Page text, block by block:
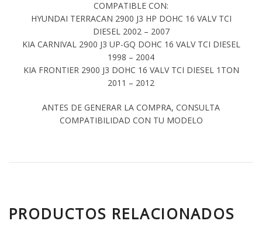
COMPATIBLE CON:
HYUNDAI TERRACAN 2900 J3 HP DOHC 16 VALV TCI
DIESEL 2002 – 2007
KIA CARNIVAL 2900 J3 UP-GQ DOHC 16 VALV TCI DIESEL
1998 – 2004
KIA FRONTIER 2900 J3 DOHC 16 VALV TCI DIESEL 1TON
2011 – 2012
ANTES DE GENERAR LA COMPRA, CONSULTA
COMPATIBILIDAD CON TU MODELO
PRODUCTOS RELACIONADOS